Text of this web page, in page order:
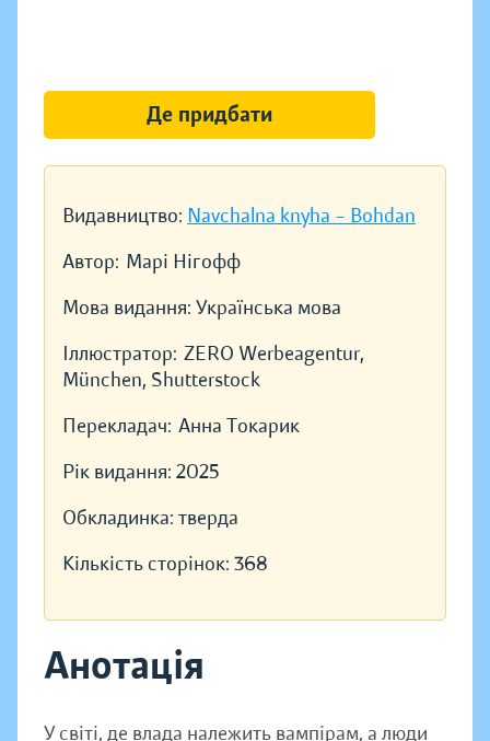
Видавництво: Navchalna knyha – Bohdan
Автор: Марі Нігофф
Мова видання: Українська мова
Іллюстратор: ZERO Werbeagentur,
München, Shutterstock
Перекладач: Анна Токарик
Рік видання: 2025
Обкладинка: тверда
Кількість сторінок: 368
Анотація
У світі, де влада належить вампірам, а люди
Де придбати